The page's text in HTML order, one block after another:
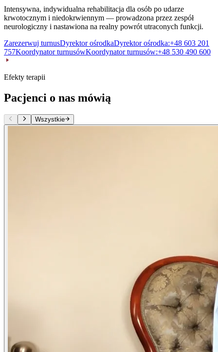
Intensywna, indywidualna rehabilitacja dla osób po udarze
krwotocznym i niedokrwiennym — prowadzona przez zespół
neurologiczny i nastawiona na realny powrót utraconych funkcji.
Zarezerwuj turnusDyrektor ośrodkaDyrektor ośrodka:+48 603 201
757Koordynator turnusówKoordynator turnusów:+48 530 490 600
Efekty terapii
Pacjenci o nas mówią
Wszystkie